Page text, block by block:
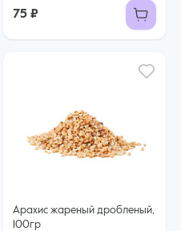
75 ₽
Арахис жареный дробленый,
100гр